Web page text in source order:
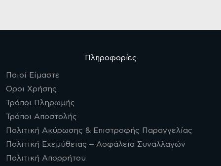
Πληροφορίες
Ποιοί Είμαστε
Οροι Χρήσης
Τρόποι Πληρωμής
Τρόποι Αποστολής
Πολιτική Ακύρωσης & Επιστροφής Παραγγελίας
Πολιτική Εχεμύθειας – Ασφάλεια Συναλλαγών
Πολιτική Απορρήτου